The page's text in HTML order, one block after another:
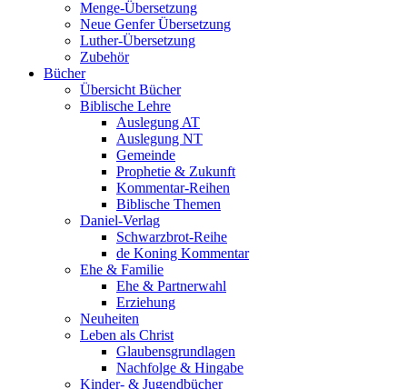
Menge-Übersetzung
Neue Genfer Übersetzung
Luther-Übersetzung
Zubehör
Bücher
Übersicht Bücher
Biblische Lehre
Auslegung AT
Auslegung NT
Gemeinde
Prophetie & Zukunft
Kommentar-Reihen
Biblische Themen
Daniel-Verlag
Schwarzbrot-Reihe
de Koning Kommentar
Ehe & Familie
Ehe & Partnerwahl
Erziehung
Neuheiten
Leben als Christ
Glaubensgrundlagen
Nachfolge & Hingabe
Kinder- & Jugendbücher